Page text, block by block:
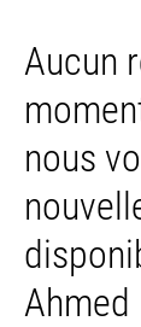
Aucun
nous
Ahmed